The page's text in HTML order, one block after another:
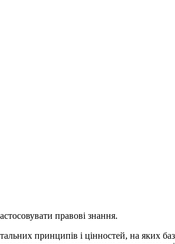
правові знання.
принципів і цінностей, на яких